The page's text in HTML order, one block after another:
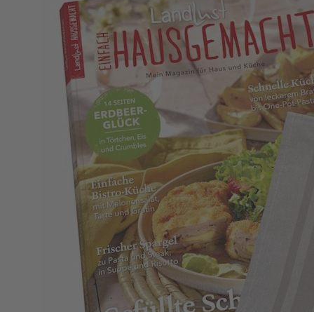
Zum Anfang der Bildergalerie springen
Einfach Hausgemacht
Leseprobe